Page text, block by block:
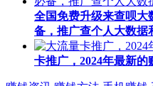
全国免费升级来查呗大
备，推广查个人大数据
卡推广，2024年最新的